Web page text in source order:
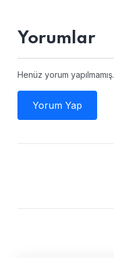
Yorumlar
Henüz yorum yapılmamış.
Yorum Yap